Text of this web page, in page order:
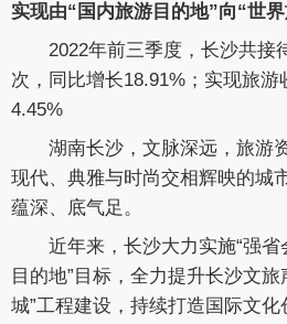
实现由“国内旅游目的地”向“世
2022年前三季度，长沙共接
次，同比增长18.91%；实现旅
4.45%
湖南长沙，文脉深远，旅游
现代、典雅与时尚交相辉映的城
蕴深、底气足。
近年来，长沙大力实施“强省
目的地”目标，全力提升长沙文
城”工程建设，持续打造国际文